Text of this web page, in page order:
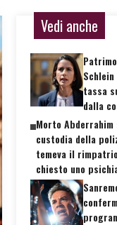
Vedi anche
tassa
dalla
Morto
custodia della
temeva il
chiesto uno